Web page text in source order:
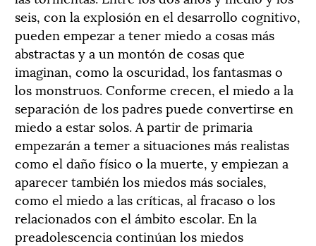
seis, con la explosión en el desarrollo cognitivo,
pueden empezar a tener miedo a cosas más
abstractas y a un montón de cosas que
imaginan, como la oscuridad, los fantasmas o
los monstruos. Conforme crecen, el miedo a la
separación de los padres puede convertirse en
miedo a estar solos. A partir de primaria
empezarán a temer a situaciones más realistas
como el daño físico o la muerte, y empiezan a
aparecer también los miedos más sociales,
como el miedo a las críticas, al fracaso o los
relacionados con el ámbito escolar. En la
preadolescencia continúan los miedos